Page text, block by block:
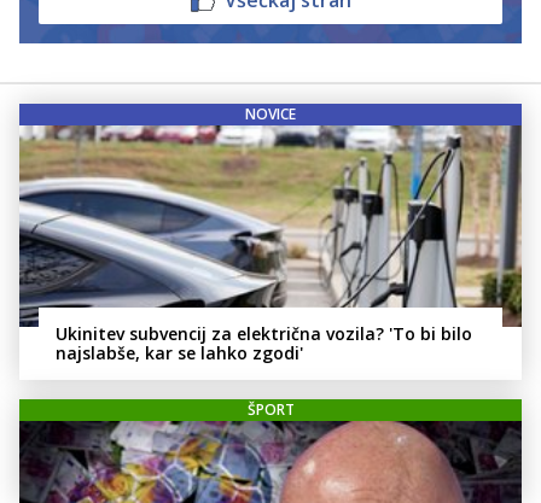
NOVICE
Ukinitev subvencij za električna vozila? 'To bi bilo
najslabše, kar se lahko zgodi'
ŠPORT